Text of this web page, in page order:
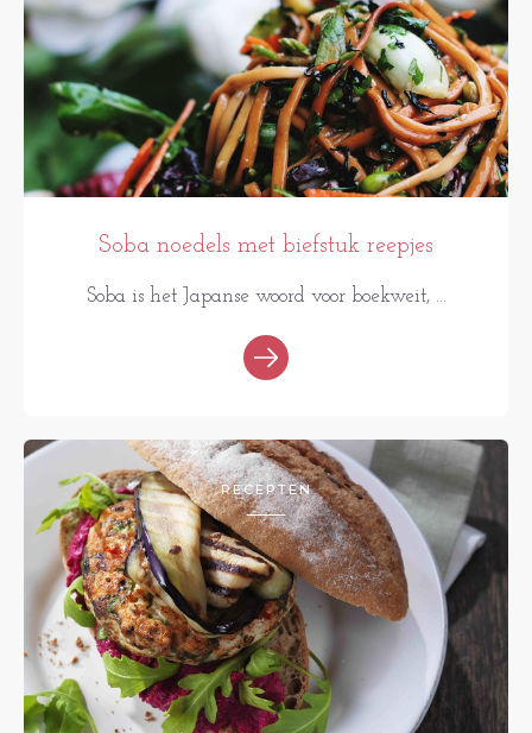
Soba noedels met biefstuk reepjes
Soba is het Japanse woord voor boekweit, ...
RECEPTEN